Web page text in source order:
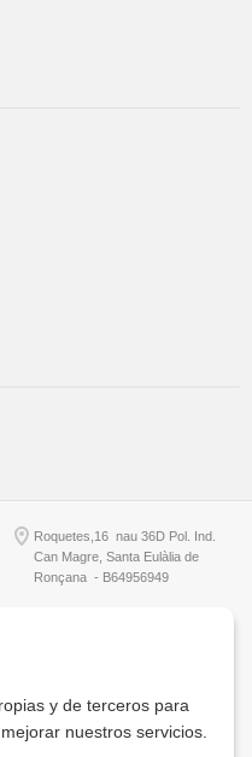
Roquetes,16 nau 36D Pol. Ind.
Can Magre, Santa Eulàlia de
Ronçana - B64956949
S.L.
y de terceros para
nuestros servicios.